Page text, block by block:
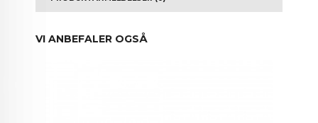
VI ANBEFALER OGSÅ